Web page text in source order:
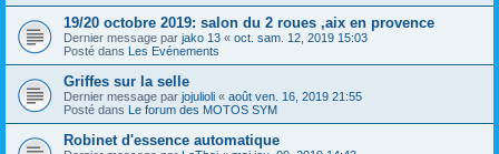
19/20 octobre 2019: salon du 2 roues ,aix en provence
Dernier message par jako 13 « oct. sam. 12, 2019 15:03
Posté dans Les Evénements
Griffes sur la selle
Dernier message par jojulioli « août ven. 16, 2019 21:55
Posté dans Le forum des MOTOS SYM
Robinet d'essence automatique